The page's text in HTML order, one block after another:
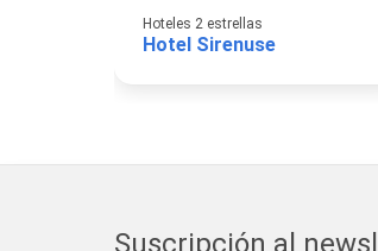
Hoteles 2 estrellas
Hotel Sirenuse
Suscripción al